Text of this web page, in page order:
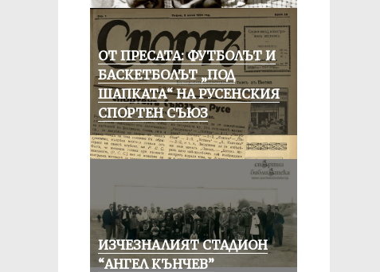
ОТ ПРЕСАТА: ФУТБОЛЪТ И
БАСКЕТБОЛЪТ „ПОД
ШАПКАТА“ НА РУСЕНСКИЯ
СПОРТЕН СЪЮЗ
ИЗЧЕЗНАЛИЯТ СТАДИОН
“АНГЕЛ КЪНЧЕВ”